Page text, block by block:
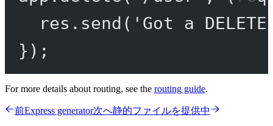
res. send ( 'Got a
});
For more details about routing, see the routing guide.
前Express generator次へ静的ファイルを提供中